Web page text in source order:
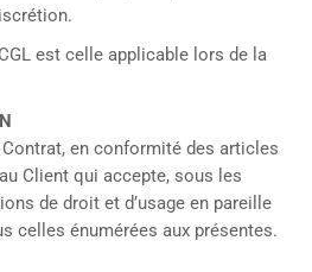
est celle applicable lors de la
Contrat, en conformité des articles
Client qui accepte, sous les
de droit et d’usage en pareille
celles énumérées aux présentes.